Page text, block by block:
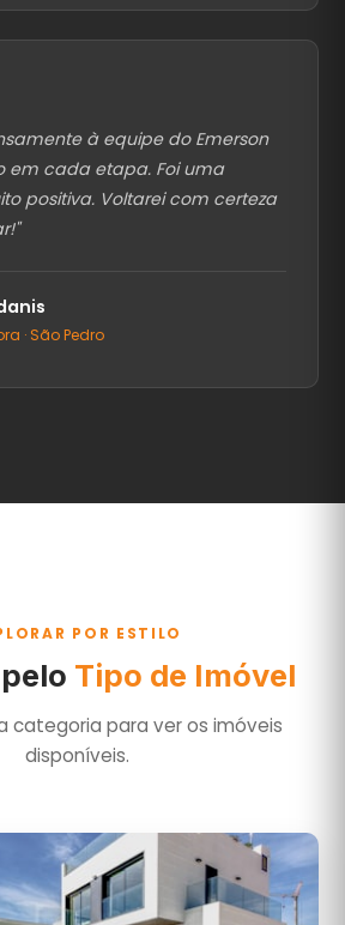
à equipe do Emerson
em cada etapa. Foi uma
positiva. Voltarei com certeza
"
· São Pedro
POR ESTILO
Tipo de Imóvel
categoria para ver os imóveis
disponíveis.